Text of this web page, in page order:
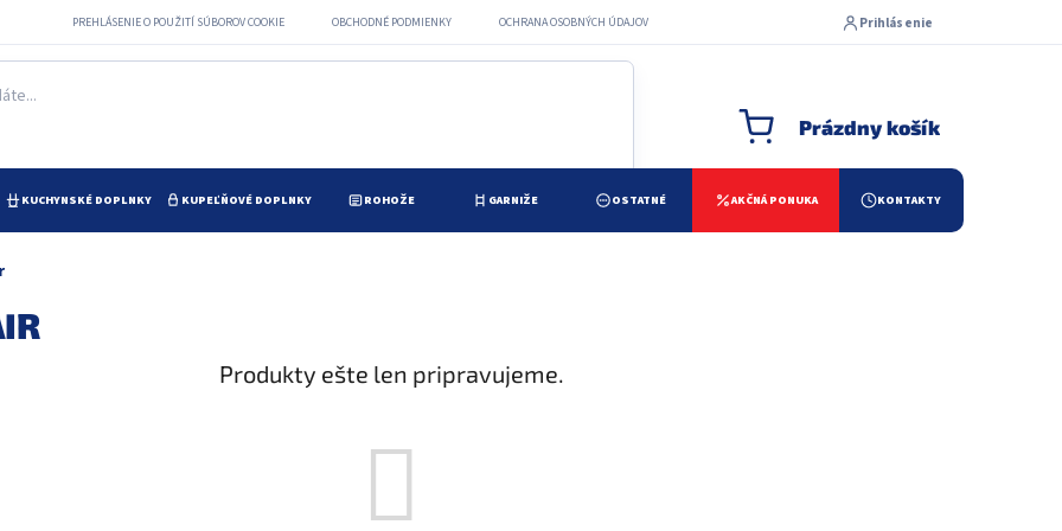
PREHLÁSENIE O POUŽITÍ SÚBOROV COOKIE OBCHODNÉ PODMIENKY OCHRANA OSOBNÝCH ÚDAJOV Prihlásenie
NÁKUPNÝ KOŠÍK
Prázdny košík
KUCHYNSKÉ DOPLNKY KUPEĽŇOVÉ DOPLNKY ROHOŽE GARNIŽE OSTATNÉ AKČNÁ PONUKA KONTAKTY
Produkty ešte len pripravujeme.